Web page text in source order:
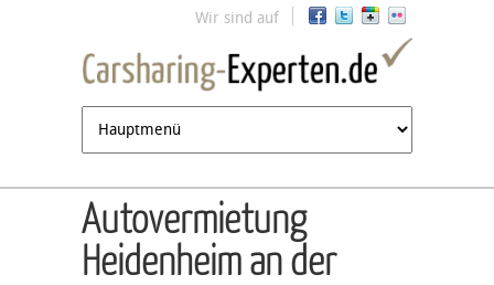
Jump to navigation
Wir sind auf
Autovermietung
Heidenheim an der